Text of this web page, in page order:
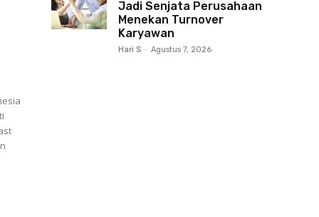
Jadi Senjata Perusahaan
Menekan Turnover
Karyawan
Hari S - Agustus 7, 2026